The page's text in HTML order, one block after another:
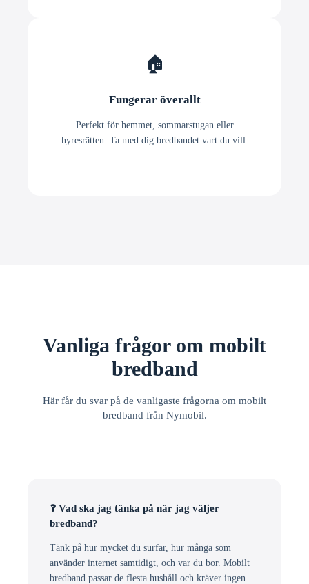
🏠
Fungerar överallt
Perfekt för hemmet, sommarstugan eller
hyresrätten. Ta med dig bredbandet vart du vill.
Vanliga frågor om mobilt
bredband
Här får du svar på de vanligaste frågorna om mobilt
bredband från Nymobil.
❓ Vad ska jag tänka på när jag väljer
bredband?
Tänk på hur mycket du surfar, hur många som
använder internet samtidigt, och var du bor. Mobilt
bredband passar de flesta hushåll och kräver ingen